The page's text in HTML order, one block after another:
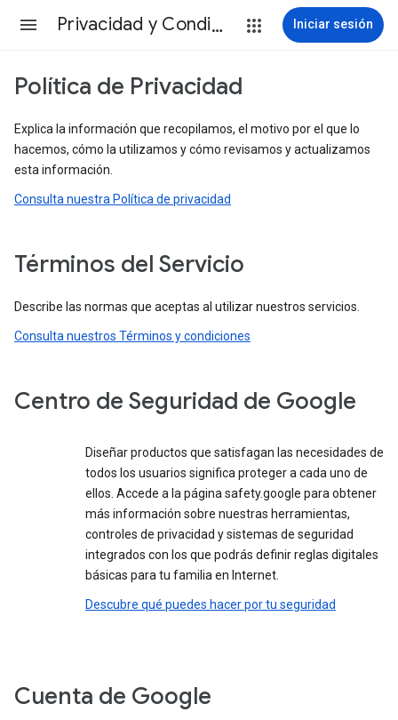
Privacidad y Condiciones Iniciar sesión
Política de Privacidad
Explica la información que recopilamos, el motivo por el que lo
hacemos, cómo la utilizamos y cómo revisamos y actualizamos
esta información.
Consulta nuestra Política de privacidad
Términos del Servicio
Describe las normas que aceptas al utilizar nuestros servicios.
Consulta nuestros Términos y condiciones
Centro de Seguridad de Google
Diseñar productos que satisfagan las necesidades de
todos los usuarios significa proteger a cada uno de
ellos. Accede a la página safety.google para obtener
más información sobre nuestras herramientas,
controles de privacidad y sistemas de seguridad
integrados con los que podrás definir reglas digitales
básicas para tu familia en Internet.
Descubre qué puedes hacer por tu seguridad
Cuenta de Google